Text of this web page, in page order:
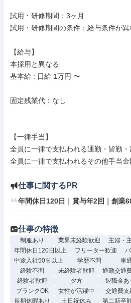
試用・研修期間：3ヶ月
試用・研修期間の条件：給与条件が異
【給与】
本採用と異なる
基本給 : 日給 1万円 〜
固定残業代：なし
【一律手当】
全員に一律で支払われる通勤・皆勤
仕事に関するPR
年間休日120日｜賞与年2回｜創業
仕事の特徴
制服あり 業界未経験歓迎
主婦・
年間休日120日以上
フリーター歓迎
中途入社50％以上
学歴不問 車
経験不問
未経験者歓迎 通勤交通
経験者歓迎
夕方 退職金あ
ブランクOK
女性が活躍中 交通費支
長期休暇あり
土日祝休み 第二新卒